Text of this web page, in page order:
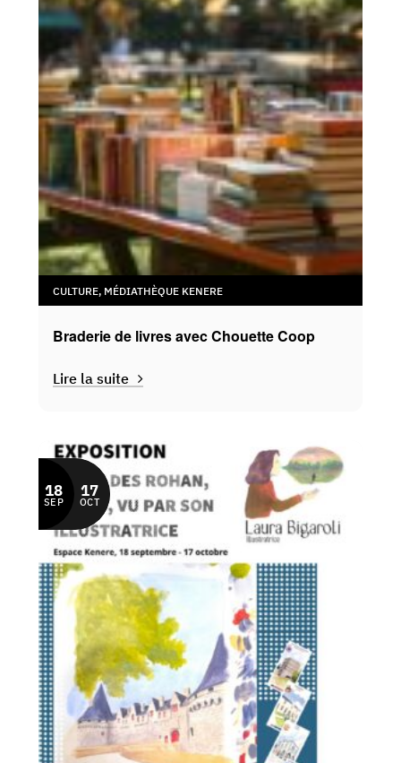
CULTURE, MÉDIATHÈQUE KENERE
Braderie de livres avec Chouette Coop
Lire la suite
18
SEP
17
OCT